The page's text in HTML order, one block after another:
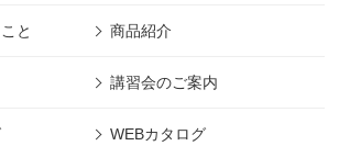
と 商品紹介
講習会のご案内
WEBカタログ